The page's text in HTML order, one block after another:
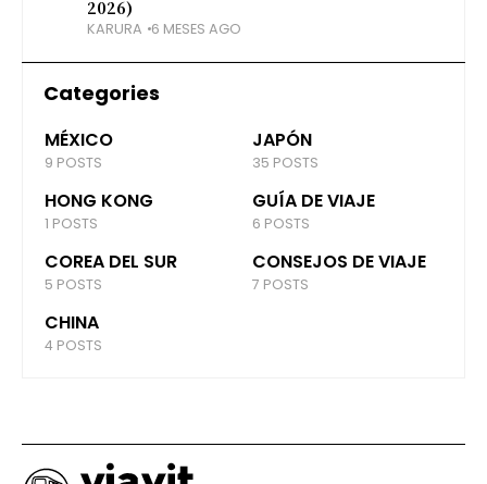
2026)
KARURA 6 MESES AGO
Categories
MÉXICO
9 POSTS
JAPÓN
35 POSTS
HONG KONG
1 POSTS
GUÍA DE VIAJE
6 POSTS
COREA DEL SUR
5 POSTS
CONSEJOS DE VIAJE
7 POSTS
CHINA
4 POSTS